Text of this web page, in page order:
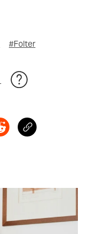
#Folter